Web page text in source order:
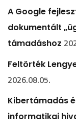
A Google
dokumentált
támadáshoz
Feltörték
2026.08.05.
Kibertámadás
informatikai